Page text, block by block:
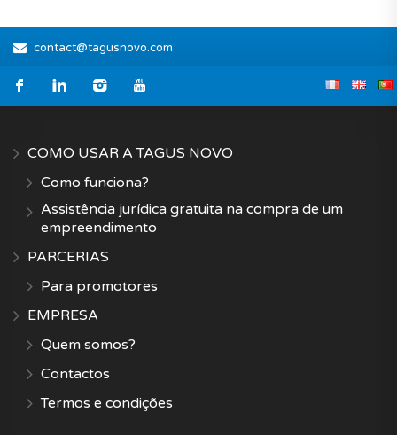
contact@tagusnovo.com
COMO USAR A TAGUS NOVO
Como funciona?
Assistência jurídica gratuita na compra de um
empreendimento
PARCERIAS
Para promotores
EMPRESA
Quem somos?
Contactos
Termos e condições